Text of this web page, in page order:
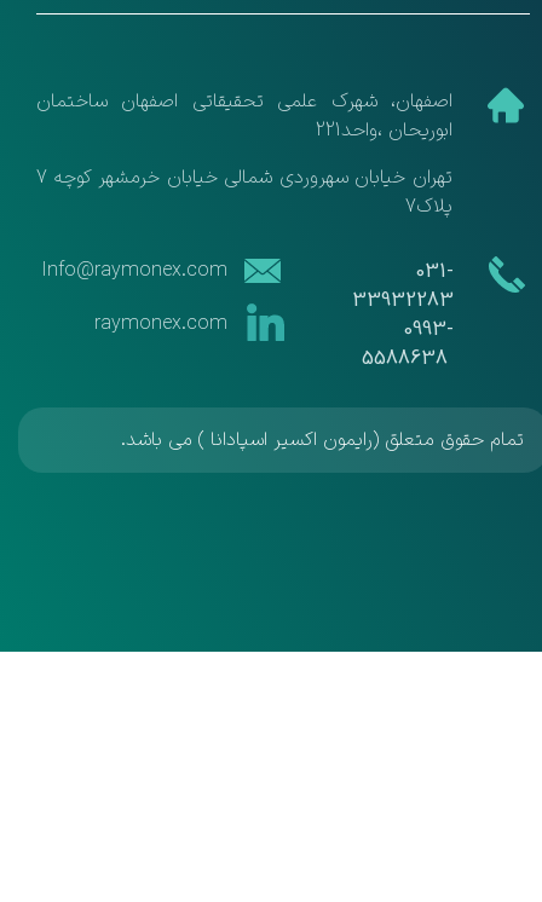
raymonex.com
تهران خیابان سهروردی شمالی خیابان خرمشهر کوچه 7
پلاک7
​​031-
33932283
​​​​​​​0993-
5588638
​اصفهان، شهرک علمی تحقیقاتی اصفهان ساختمان
ابوریحان ،واحد221
​​Info@raymonex.com
تمام حقوق متعلق (رایمون اکسیر اسپادانا ) می باشد.